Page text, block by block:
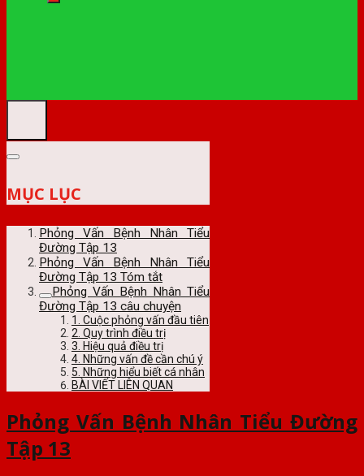
MỤC LỤC
Phỏng Vấn Bệnh Nhân Tiểu
Đường Tập 13
Phỏng Vấn Bệnh Nhân Tiểu
Đường Tập 13 Tóm tắt
Phỏng Vấn Bệnh Nhân Tiểu
Đường Tập 13 câu chuyện
1. Cuộc phỏng vấn đầu tiên
2. Quy trình điều trị
3. Hiệu quả điều trị
4. Những vấn đề cần chú ý
5. Những hiểu biết cá nhân
BÀI VIẾT LIÊN QUAN
Phỏng Vấn Bệnh Nhân Tiểu Đường
Tập 13